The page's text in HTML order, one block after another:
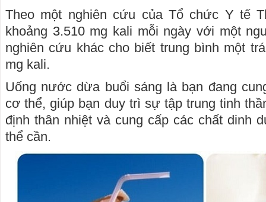
Theo một nghiên cứu của Tổ chức Y tế
khoảng 3.510 mg kali mỗi ngày với một
nghiên cứu khác cho biết trung bình một
mg kali.
Uống nước dừa buổi sáng là bạn đang
cơ thể, giúp bạn duy trì sự tập trung tinh
định thân nhiệt và cung cấp các chất dinh
thể cần.